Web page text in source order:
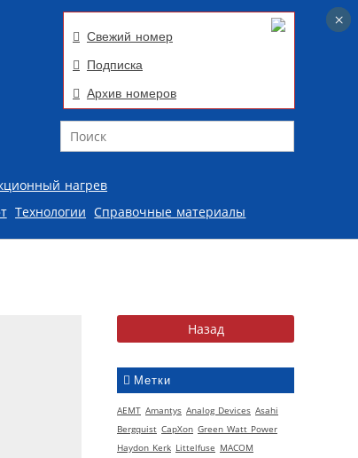
Свежий номер
Подписка
Архив номеров
Поиск
нагрев
Технологии Справочные материалы
Метки
AEMT Amantys Analog Devices Asahi
Bergquist CapXon Green Watt Power
Haydon Kerk Littelfuse MACOM
×
×